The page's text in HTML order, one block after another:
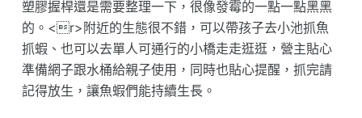
塑膠握桿還是需要整理一下，很像發霉的一點一點黑黑
的。<r>附近的生態很不錯，可以帶孩子去小池抓魚
抓蝦、也可以去單人可通行的小橋走走逛逛，營主貼心
準備網子跟水桶給親子使用，同時也貼心提醒，抓完請
記得放生，讓魚蝦們能持續生長。